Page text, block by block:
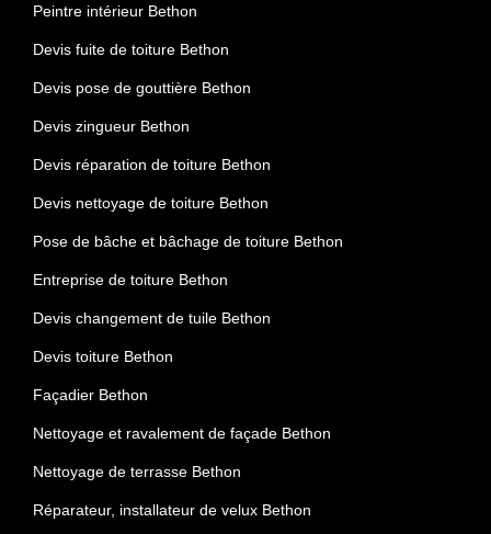
Peintre intérieur Bethon
Devis fuite de toiture Bethon
Devis pose de gouttière Bethon
Devis zingueur Bethon
Devis réparation de toiture Bethon
Devis nettoyage de toiture Bethon
Pose de bâche et bâchage de toiture Bethon
Entreprise de toiture Bethon
Devis changement de tuile Bethon
Devis toiture Bethon
Façadier Bethon
Nettoyage et ravalement de façade Bethon
Nettoyage de terrasse Bethon
Réparateur, installateur de velux Bethon